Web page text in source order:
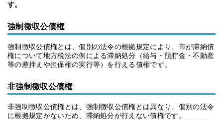
す。
強制徴収公債権
強制徴収公債権とは、個別の法令の根拠規定により、市が滞納債
権について地方税法の例による滞納処分（給与・預貯金・不動産
等の差押えや担保権の実行等）を行える債権です。
非強制徴収公債権
非強制徴収公債権とは、強制徴収公債権とは異なり、個別の法令
に根拠規定がないため、滞納処分が行えない債権です。